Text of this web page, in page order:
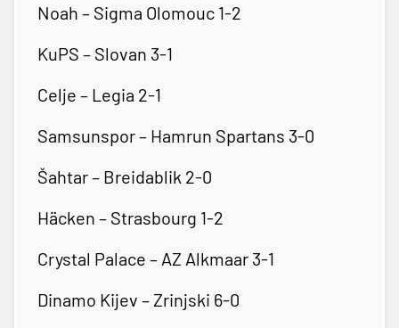
Noah – Sigma Olomouc 1-2
KuPS – Slovan 3-1
Celje – Legia 2-1
Samsunspor – Hamrun Spartans 3-0
Šahtar – Breidablik 2-0
Häcken – Strasbourg 1-2
Crystal Palace – AZ Alkmaar 3-1
Dinamo Kijev – Zrinjski 6-0